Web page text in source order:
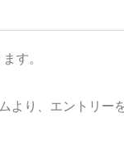
す。
より、エントリー